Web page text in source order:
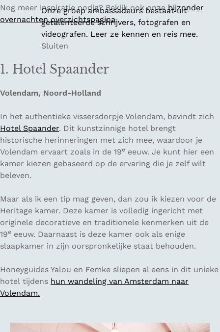
Onze groep ambassadeurs bestaat uit
getalenteerde schrijvers, fotografen en
videografen. Leer ze kennen en reis mee.
Sluiten
Nog meer inspiratie nodig? Bekijk ook onzebijzonder
overnachten overzichtspagina.
1. Hotel Spaander
Volendam, Noord-Holland
In het authentieke vissersdorpje Volendam, bevindt zich
Hotel Spaander. Dit kunstzinnige hotel brengt
historische herinneringen met zich mee, waardoor je
Volendam ervaart zoals in de 19e eeuw. Je kunt hier een
kamer kiezen gebaseerd op de ervaring die je zelf wilt
beleven.
Maar als ik een tip mag geven, dan zou ik kiezen voor de
Heritage kamer. Deze kamer is volledig ingericht met
originele decoratieve en traditionele kenmerken uit de
19e eeuw. Daarnaast is deze kamer ook als enige
slaapkamer in zijn oorspronkelijke staat behouden.
Honeyguides Yalou en Femke sliepen al eens in dit unieke
hotel tijdens hun wandeling van Amsterdam naar
Volendam.